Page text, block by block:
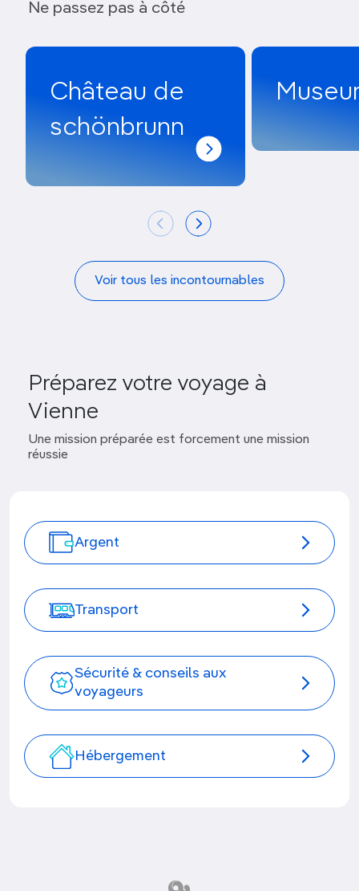
Ne passez pas à côté
Château de
schönbrunn
Voir tous les incontournables
Préparez votre voyage à
Vienne
Une mission préparée est forcement une mission
réussie
Argent
Transport
Sécurité & conseils aux
voyageurs
Hébergement